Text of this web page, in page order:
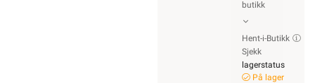
butikk
Hent-i-Butikk
Sjekk
lagerstatus
På lager